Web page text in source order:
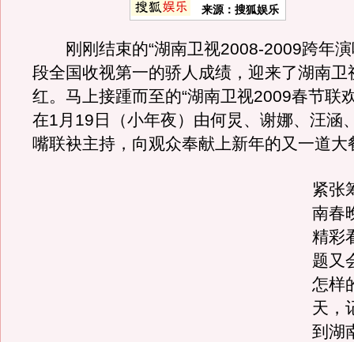
来源：搜狐娱乐
刚刚结束的“湖南卫视2008-2009跨年演
段全国收视第一的骄人成绩，迎来了湖南卫
红。马上接踵而至的“湖南卫视2009春节联
在1月19日（小年夜）由何炅、谢娜、汪涵
嘴联袂主持，向观众奉献上新年的又一道大
紧张
南春
精彩
题又
怎样
天，
到湖